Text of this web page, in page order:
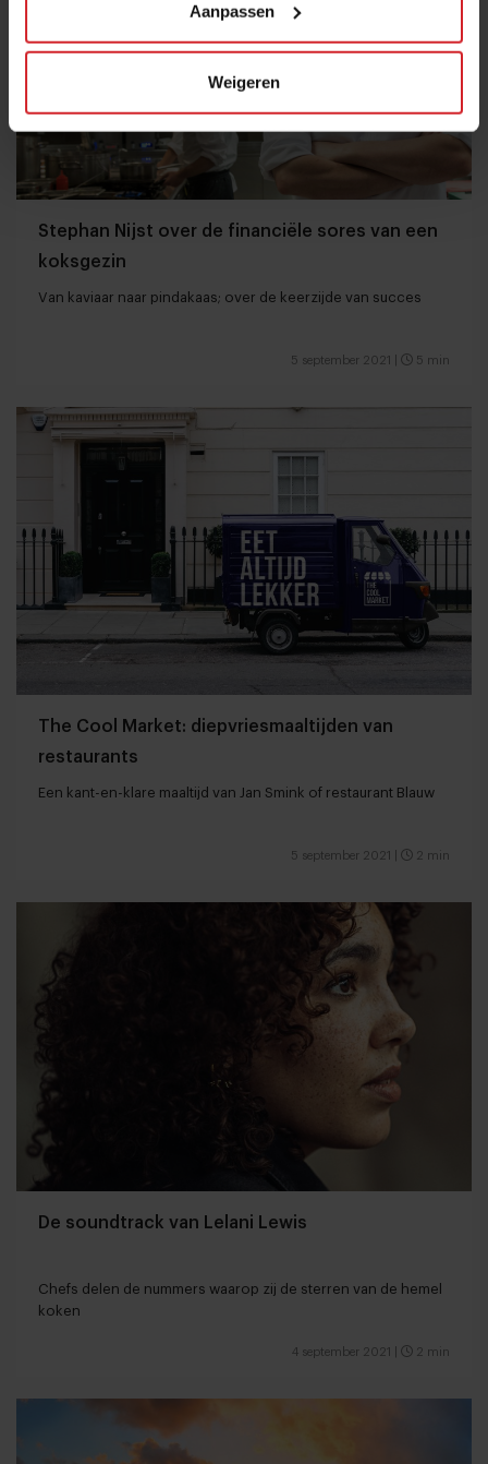
Aanpassen
Weigeren
Stephan Nijst over de financiële sores van een
koksgezin
Van kaviaar naar pindakaas; over de keerzijde van succes
5 september 2021 5 min
The Cool Market: diepvriesmaaltijden van
restaurants
Een kant-en-klare maaltijd van Jan Smink of restaurant Blauw
5 september 2021 2 min
De soundtrack van Lelani Lewis
Chefs delen de nummers waarop zij de sterren van de hemel
koken
4 september 2021 2 min